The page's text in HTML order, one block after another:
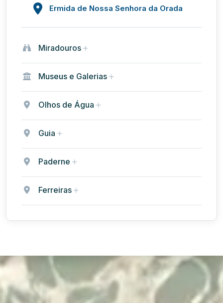
Ermida de Nossa Senhora da Orada
Miradouros
Museus e Galerias
Olhos de Água
Guia
Paderne
Ferreiras